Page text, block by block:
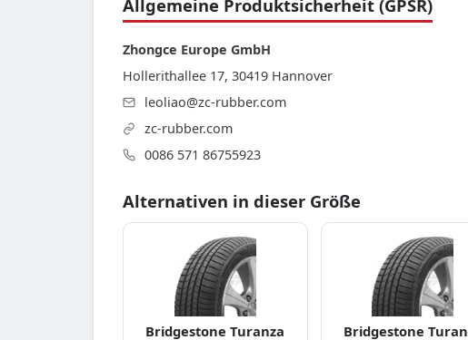
Allgemeine Produktsicherheit (GPSR)
Zhongce Europe GmbH
Hollerithallee 17, 30419 Hannover
leoliao@zc-rubber.com
zc-rubber.com
0086 571 86755923
Alternativen in dieser Größe
Bridgestone Turanza
Bridgestone